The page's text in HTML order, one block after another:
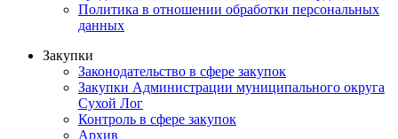
Политика в отношении обработки персональных
данных
Закупки
Законодательство в сфере закупок
Закупки Администрации муниципального округа
Сухой Лог
Контроль в сфере закупок
Архив